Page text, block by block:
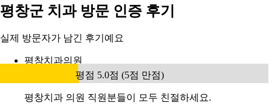
평창군 치과 방문 인증 후기
실제 방문자가 남긴 후기예요
평창치과의원
평점 5.0점 (5점 만점)
평창치과 의원 직원분들이 모두 친절하세요.